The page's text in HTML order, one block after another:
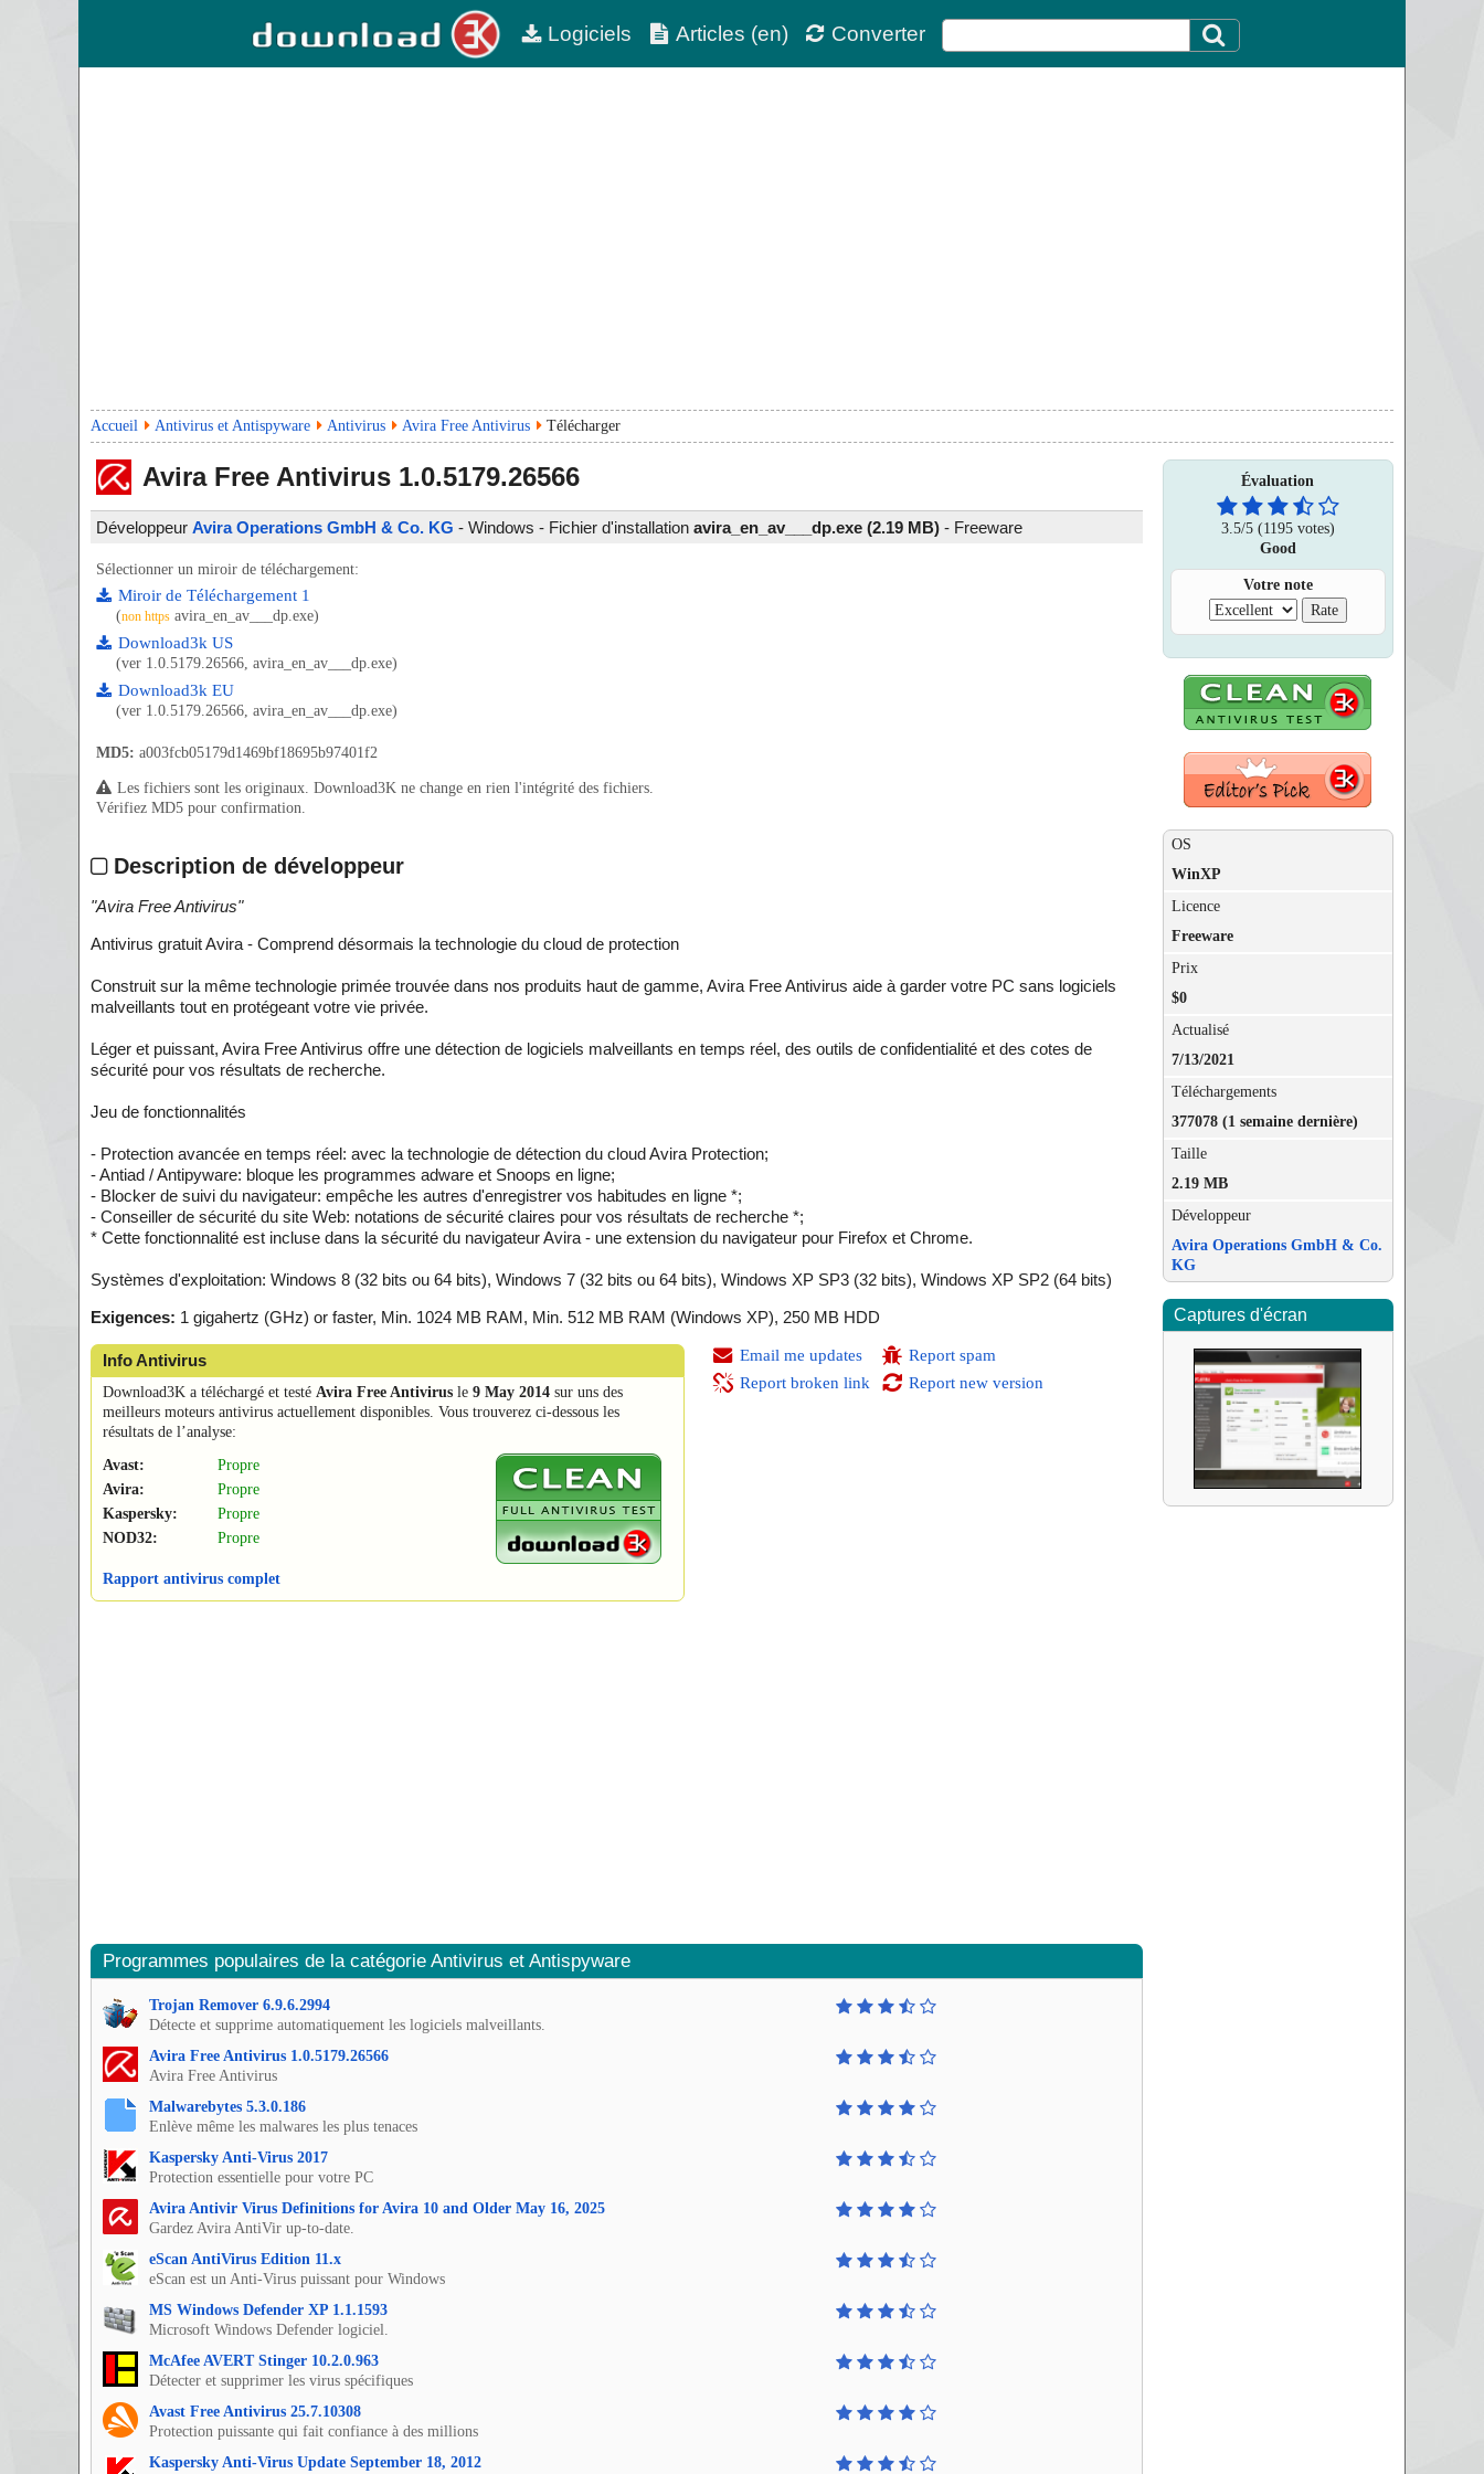
Logiciels Articles (en) Converter
Accueil Antivirus et Antispyware Antivirus Avira Free Antivirus Télécharger
Avira Free Antivirus 1.0.5179.26566
Développeur Avira Operations GmbH & Co. KG - Windows - Fichier d'installation avira_en_av___dp.exe (2.19 MB) - Freeware
Sélectionner un miroir de téléchargement:
Miroir de Téléchargement 1
(non https avira_en_av___dp.exe)
Download3k US
(ver 1.0.5179.26566, avira_en_av___dp.exe)
Download3k EU
(ver 1.0.5179.26566, avira_en_av___dp.exe)
MD5: a003fcb05179d1469bf18695b97401f2
Les fichiers sont les originaux. Download3K ne change en rien l'intégrité des fichiers.
Vérifiez MD5 pour confirmation.
Description de développeur
"Avira Free Antivirus"
Antivirus gratuit Avira - Comprend désormais la technologie du cloud de protection
Construit sur la même technologie primée trouvée dans nos produits haut de gamme, Avira Free Antivirus aide à garder votre PC sans logiciels
malveillants tout en protégeant votre vie privée.
Léger et puissant, Avira Free Antivirus offre une détection de logiciels malveillants en temps réel, des outils de confidentialité et des cotes de
sécurité pour vos résultats de recherche.
Jeu de fonctionnalités
- Protection avancée en temps réel: avec la technologie de détection du cloud Avira Protection;
- Antiad / Antipyware: bloque les programmes adware et Snoops en ligne;
- Blocker de suivi du navigateur: empêche les autres d'enregistrer vos habitudes en ligne *;
- Conseiller de sécurité du site Web: notations de sécurité claires pour vos résultats de recherche *;
* Cette fonctionnalité est incluse dans la sécurité du navigateur Avira - une extension du navigateur pour Firefox et Chrome.
Systèmes d'exploitation: Windows 8 (32 bits ou 64 bits), Windows 7 (32 bits ou 64 bits), Windows XP SP3 (32 bits), Windows XP SP2 (64 bits)
Exigences: 1 gigahertz (GHz) or faster, Min. 1024 MB RAM, Min. 512 MB RAM (Windows XP), 250 MB HDD
Info Antivirus
Download3K a téléchargé et testé Avira Free Antivirus le 9 May 2014 sur uns des
meilleurs moteurs antivirus actuellement disponibles. Vous trouverez ci-dessous les
résultats de l’analyse:
Avast:
Propre
Avira:
Propre
Kaspersky:
Propre
NOD32:
Propre
Rapport antivirus complet
Email me updates
Report broken link
Report spam
Report new version
Programmes populaires de la catégorie Antivirus et Antispyware
Trojan Remover 6.9.6.2994
Détecte et supprime automatiquement les logiciels malveillants.
Avira Free Antivirus 1.0.5179.26566
Avira Free Antivirus
Malwarebytes 5.3.0.186
Enlève même les malwares les plus tenaces
Kaspersky Anti-Virus 2017
Protection essentielle pour votre PC
Avira Antivir Virus Definitions for Avira 10 and Older May 16, 2025
Gardez Avira AntiVir up-to-date.
eScan AntiVirus Edition 11.x
eScan est un Anti-Virus puissant pour Windows
MS Windows Defender XP 1.1.1593
Microsoft Windows Defender logiciel.
McAfee AVERT Stinger 10.2.0.963
Détecter et supprimer les virus spécifiques
Avast Free Antivirus 25.7.10308
Protection puissante qui fait confiance à des millions
Kaspersky Anti-Virus Update September 18, 2012
Évaluation
3.5/5 (1195 votes)
Good
Votre note
OS
WinXP
Licence
Freeware
Prix
$0
Actualisé
7/13/2021
Téléchargements
377078 (1 semaine dernière)
Taille
2.19 MB
Développeur
Avira Operations GmbH & Co.
KG
Captures d'écran